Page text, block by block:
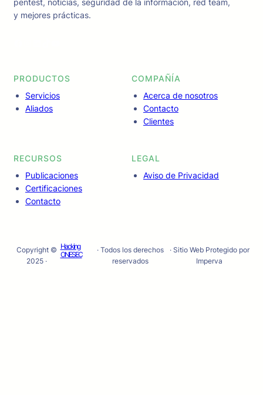
pentest, noticias, seguridad de la información, red team,
y mejores prácticas.
PRODUCTOS
Servicios
Aliados
COMPAÑÍA
Acerca de nosotros
Contacto
Clientes
RECURSOS
Publicaciones
Certificaciones
Contacto
LEGAL
Aviso de Privacidad
Copyright ©
2025 ·
Hacking
ONESEC
· Todos los derechos
reservados
· Sitio Web Protegido por
Imperva